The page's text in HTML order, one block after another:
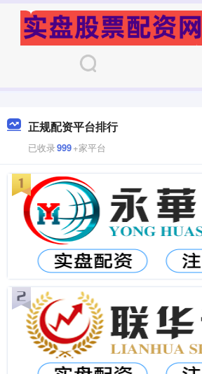
正规配资平台排行
已收录999+家平台